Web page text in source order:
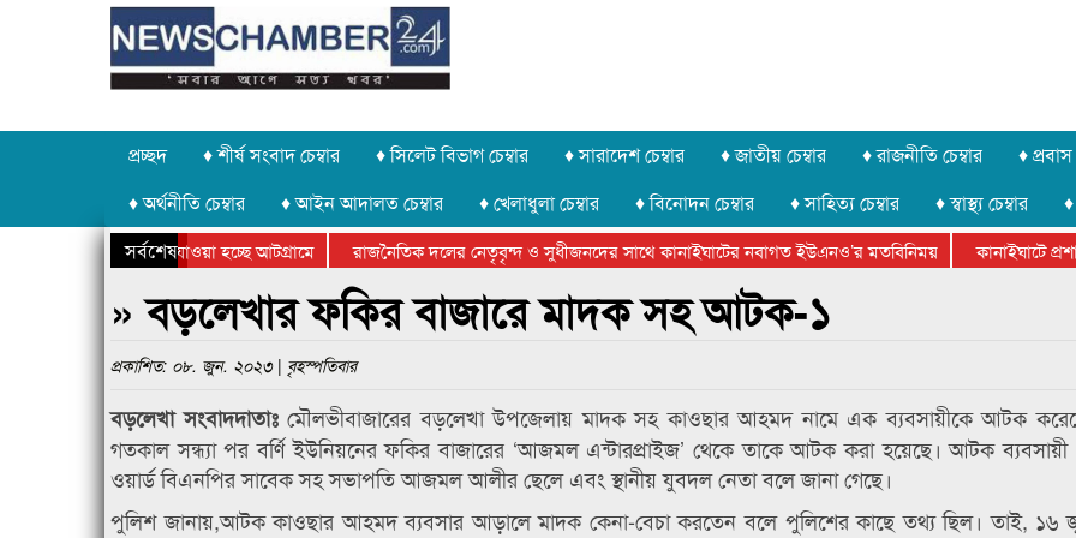
প্রচ্ছদ ♦ শীর্ষ সংবাদ চেম্বার ♦ সিলেট বিভাগ চেম্বার ♦ সারাদেশ চেম্বার ♦ জাতীয় চেম্বার ♦ রাজনীতি চেম্বার ♦ প্রবাস
♦ অর্থনীতি চেম্বার
♦ আইন আদালত চেম্বার ♦ খেলাধুলা চেম্বার ♦ বিনোদন চেম্বার ♦ সাহিত্য চেম্বার ♦ স্বাস্থ্য চেম্বার
সর্বশেষ
চুরি করে নিয়ে যাওয়া হচ্ছে আটগ্রামে রাজনৈতিক দলের নেতৃবৃন্দ ও সুধীজনদের সাথে কানাইঘাটের নবাগত ইউএনও’র মতবিনিময় কানাইঘাটে
ক্রীড়া প্রতিযোগিতার পুরস্কার বিতরণ সম্পন্ন
সিলেটে বাংলাদেশ গ্রুপ থিয়েটার ফেডারেশানের বিভাগীয় অভিনয় কর্মশালা সম্পন্ন
» বড়লেখার ফকির বাজারে মাদক সহ আটক-১
প্রকাশিত: ০৮. জুন. ২০২৩ | বৃহস্পতিবার
বড়লেখা সংবাদদাতাঃমৌলভীবাজারের বড়লেখা উপজেলায় মাদক সহ কাওছার আহমদ নামে এক ব্যবসায়ীকে আটক
গতকাল সন্ধ্যা পর বর্ণি ইউনিয়নের ফকির বাজারের ‘আজমল এন্টারপ্রাইজ’ থেকে তাকে আটক করা হয়েছে। আটক
ওয়ার্ড বিএনপির সাবেক সহ সভাপতি আজমল আলীর ছেলে এবং স্থানীয় যুবদল নেতা বলে জানা গেছে।
পুলিশ জানায়,আটক কাওছার আহমদ ব্যবসার আড়ালে মাদক কেনা-বেচা করতেন বলে পুলিশের কাছে তথ্য ছিল। তাই, ১৬